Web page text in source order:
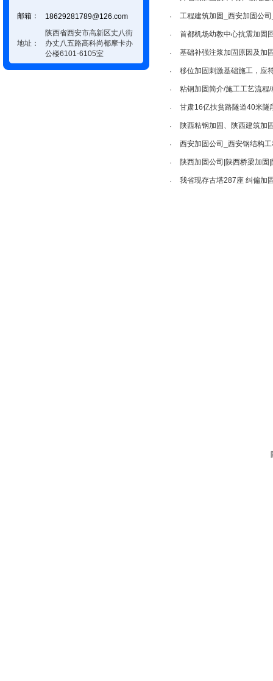
邮箱： 18629281789@126.com
地址：
陕西省西安市高新区丈八街
办丈八五路高科尚都摩卡办
公楼6101-6105室
· 工程建筑加固_西安加固公
· 首都机场幼教中心抗震加固
· 基础补强注浆加固原因及加
· 移位加固刺激基础施工，应
· 粘钢加固简介/施工工艺流程
· 甘肃16亿扶贫路隧道40米隧
· 陕西粘钢加固、陕西建筑加
· 西安加固公司_西安钢结构
· 陕西加固公司|陕西桥梁加固
· 我省现存古塔287座 纠偏加